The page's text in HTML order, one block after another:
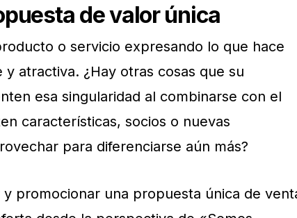
de valor única
o servicio expresando lo que hace
atractiva. ¿Hay otras cosas que su
esa singularidad al combinarse con el
características, socios o nuevas
para diferenciarse aún más?
promocionar una propuesta única de